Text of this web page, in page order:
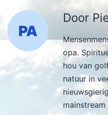
Door
opa.
hou van
natuur in